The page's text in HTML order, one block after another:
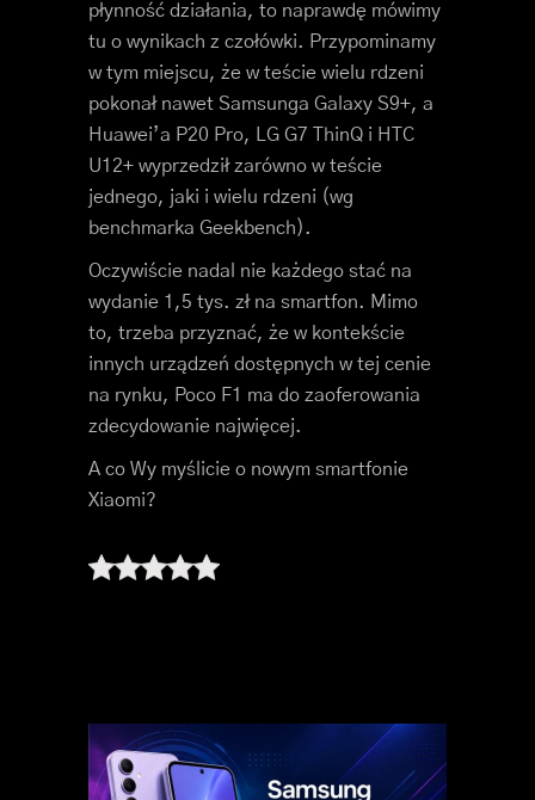
płynność działania, to naprawdę mówimy
tu o wynikach z czołówki. Przypominamy
w tym miejscu, że w teście wielu rdzeni
pokonał nawet Samsunga Galaxy S9+, a
Huawei’a P20 Pro, LG G7 ThinQ i HTC
U12+ wyprzedził zarówno w teście
jednego, jaki i wielu rdzeni (wg
benchmarka Geekbench).
Oczywiście nadal nie każdego stać na
wydanie 1,5 tys. zł na smartfon. Mimo
to, trzeba przyznać, że w kontekście
innych urządzeń dostępnych w tej cenie
na rynku, Poco F1 ma do zaoferowania
zdecydowanie najwięcej.
A co Wy myślicie o nowym smartfonie
Xiaomi?